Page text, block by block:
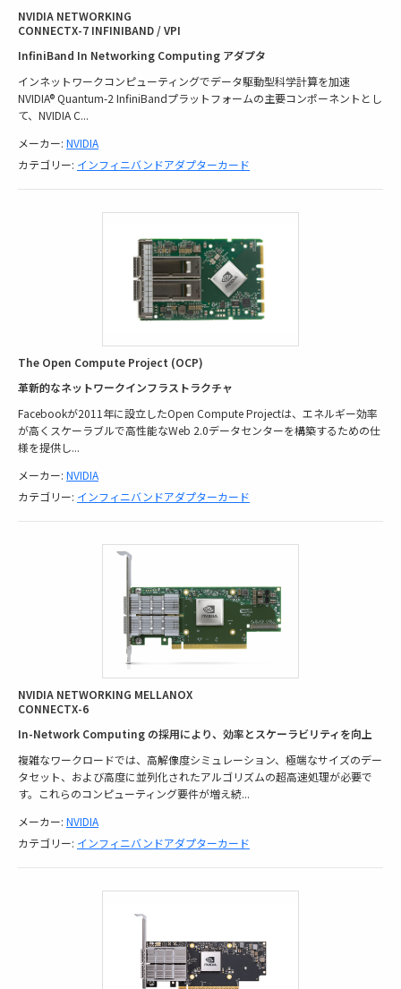
NVIDIA NETWORKING
CONNECTX-7 INFINIBAND / VPI
InfiniBand In Networking Computing アダプタ
インネットワークコンピューティングでデータ駆動型科学計算を加速
NVIDIA® Quantum-2 InfiniBandプラットフォームの主要コンポーネントとし
て、NVIDIA C...
メーカー: NVIDIA
カテゴリー: インフィニバンドアダプターカード
The Open Compute Project (OCP)
革新的なネットワークインフラストラクチャ
Facebookが2011年に設立したOpen Compute Projectは、エネルギー効率
が高くスケーラブルで高性能なWeb 2.0データセンターを構築するための仕
様を提供し...
メーカー: NVIDIA
カテゴリー: インフィニバンドアダプターカード
NVIDIA NETWORKING MELLANOX
CONNECTX-6
In-Network Computing の採用により、効率とスケーラビリティを向上
複雑なワークロードでは、高解像度シミュレーション、極端なサイズのデー
タ​​セット、および高度に並列化されたアルゴリズムの超高速処理が必要で
す。これらのコンピューティング要件が増え続...
メーカー: NVIDIA
カテゴリー: インフィニバンドアダプターカード